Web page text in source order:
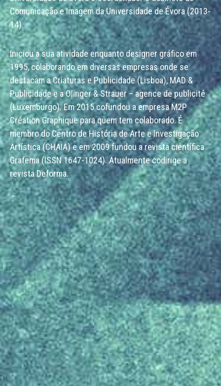
Comunicação e Imagem da Universidade de Évora (2013-
14).
Iniciou a sua atividade enquanto designer gráfico em
1995, colaborando em diversas empresas onde se
destacam a Criaturas e Publicidade (Lisboa), MAD &
Publicidade e a Olinger & Strauer – agence de publicité
(Luxemburgo). Em 2015 cofundou a empresa M2P
Création Graphique para quem tem colaborado. É
membro do Centro de História de Arte e Investigação
Artística (CHAIA) e em 2009 fundou a revista científica
Grafema (ISSN 1647-1024). Atualmente codirige a
revista Deforma.